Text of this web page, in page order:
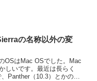
の名称以外の変
OSはMac OSでした。Mac
しいです。最近は長らく
Panther（10.3）とかの猫